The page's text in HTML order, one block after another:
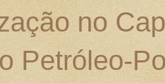
no
Petróleo-